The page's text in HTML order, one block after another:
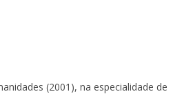
(2001), na especialidade de